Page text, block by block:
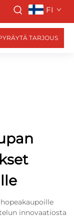
FI
TARJOUS
innovaatiosta